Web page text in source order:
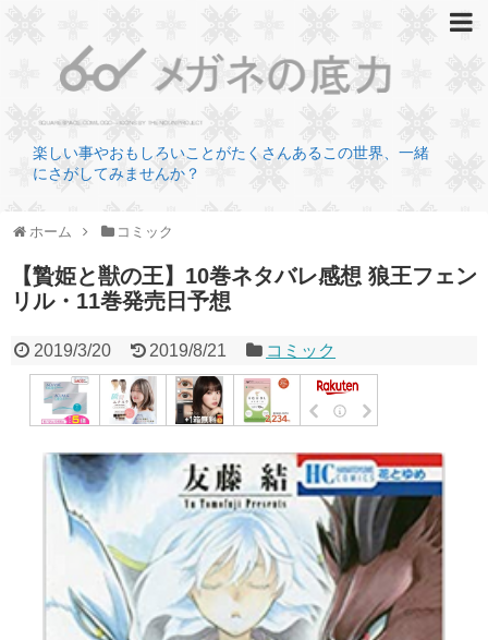
楽しい事やおもしろいことがたくさんあるこの世界、一緒
にさがしてみませんか？
ホーム コミック
【贄姫と獣の王】10巻ネタバレ感想 狼王フェン
リル・11巻発売日予想
2019/3/20 2019/8/21 コミック